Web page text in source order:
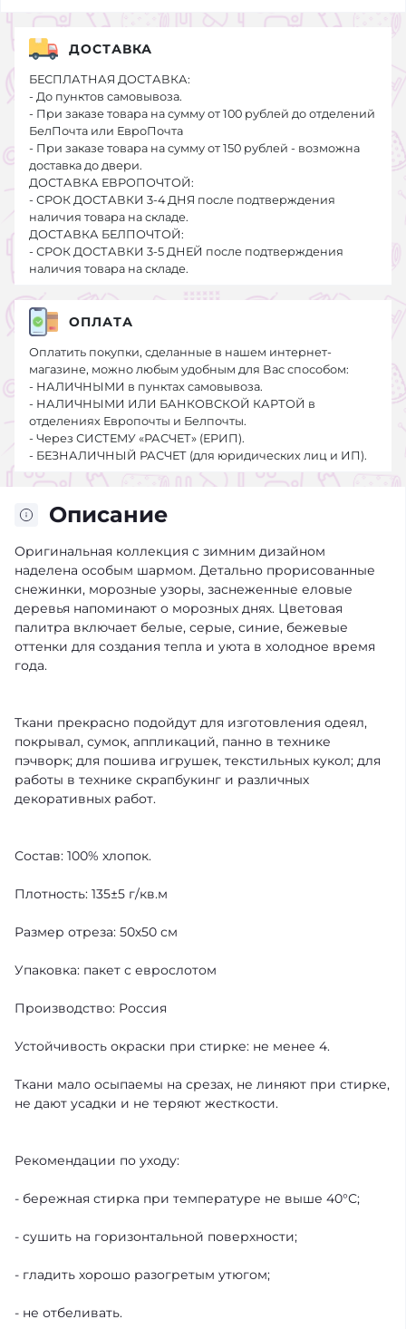
Описание
Оригинальная коллекция с зимним дизайном
наделена особым шармом. Детально прорисованные
снежинки, морозные узоры, заснеженные еловые
деревья напоминают о морозных днях. Цветовая
палитра включает белые, серые, синие, бежевые
оттенки для создания тепла и уюта в холодное время
года.
Ткани прекрасно подойдут для изготовления одеял,
покрывал, сумок, аппликаций, панно в технике
пэчворк; для пошива игрушек, текстильных кукол; для
работы в технике скрапбукинг и различных
декоративных работ.
Состав: 100% хлопок.
Плотность: 135±5 г/кв.м
Размер отреза: 50х50 см
Упаковка: пакет с еврослотом
Производство: Россия
Устойчивость окраски при стирке: не менее 4.
Ткани мало осыпаемы на срезах, не линяют при стирке,
не дают усадки и не теряют жесткости.
Рекомендации по уходу:
- бережная стирка при температуре не выше 40°С;
- сушить на горизонтальной поверхности;
- гладить хорошо разогретым утюгом;
- не отбеливать.
ДОСТАВКА
БЕСПЛАТНАЯ ДОСТАВКА:
- До пунктов самовывоза.
- При заказе товара на сумму от 100 рублей до отделений
БелПочта или ЕвроПочта
- При заказе товара на сумму от 150 рублей - возможна
доставка до двери.
ДОСТАВКА ЕВРОПОЧТОЙ:
- СРОК ДОСТАВКИ 3-4 ДНЯ после подтверждения
наличия товара на складе.
ДОСТАВКА БЕЛПОЧТОЙ:
- СРОК ДОСТАВКИ 3-5 ДНЕЙ после подтверждения
наличия товара на складе.
ОПЛАТА
Оплатить покупки, сделанные в нашем интернет-
магазине, можно любым удобным для Вас способом:
- НАЛИЧНЫМИ в пунктах самовывоза.
- НАЛИЧНЫМИ ИЛИ БАНКОВСКОЙ КАРТОЙ в
отделениях Европочты и Белпочты.
- Через СИСТЕМУ «РАСЧЕТ» (ЕРИП).
- БЕЗНАЛИЧНЫЙ РАСЧЕТ (для юридических лиц и ИП).